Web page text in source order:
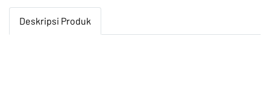
Deskripsi Produk